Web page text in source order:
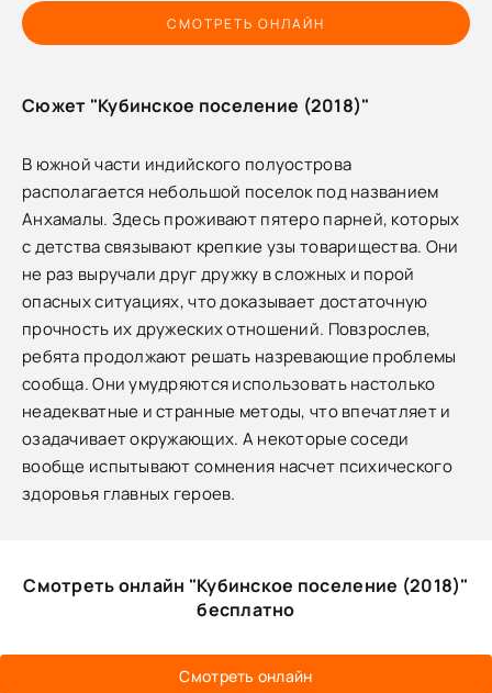
СМОТРЕТЬ ОНЛАЙН
Сюжет "Кубинское поселение (2018)"
В южной части индийского полуострова
располагается небольшой поселок под названием
Анхамалы. Здесь проживают пятеро парней, которых
с детства связывают крепкие узы товарищества. Они
не раз выручали друг дружку в сложных и порой
опасных ситуациях, что доказывает достаточную
прочность их дружеских отношений. Повзрослев,
ребята продолжают решать назревающие проблемы
сообща. Они умудряются использовать настолько
неадекватные и странные методы, что впечатляет и
озадачивает окружающих. А некоторые соседи
вообще испытывают сомнения насчет психического
здоровья главных героев.
Смотреть онлайн "Кубинское поселение (2018)"
бесплатно
Смотреть онлайн